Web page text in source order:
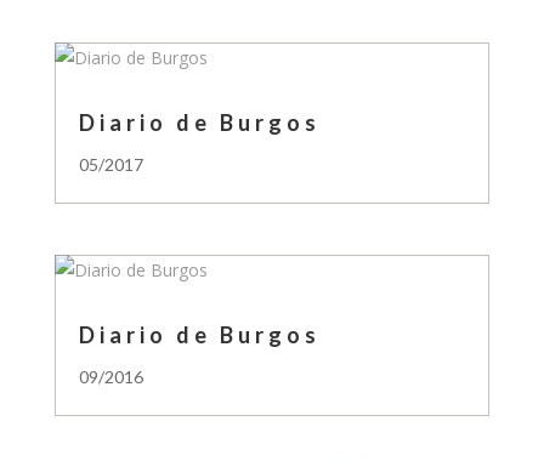
Diario de Burgos
05/2017
Diario de Burgos
09/2016